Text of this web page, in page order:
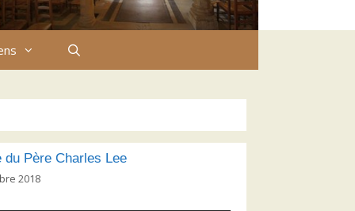
du Père Charles Lee
2018